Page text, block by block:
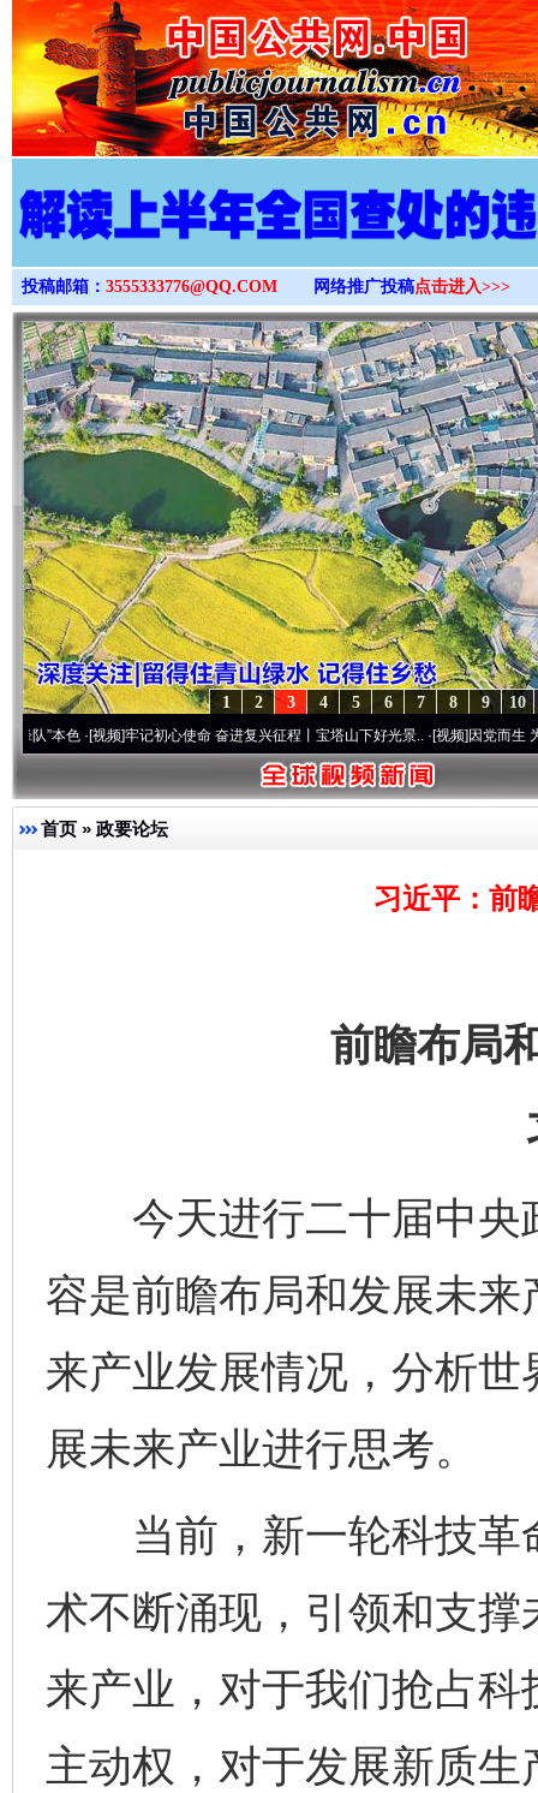
>
投稿邮箱： 3555333776@QQ.COM 网络推广投稿点击进入>>>
10
9
8
7
6
5
4
3
2
1
·[视频]牢记初心使命 奋进复兴征程丨宝塔山下好光景..·[视频]因党而生 为党而战
首页 » 政要论坛
习近平：前
前瞻布局
今天进行二十届中央
容是前瞻布局和发展未
来产业发展情况，分析
展未来产业进行思考。
当前，新一轮科技革
术不断涌现，引领和支
来产业，对于我们抢占
主动权，对于发展新质